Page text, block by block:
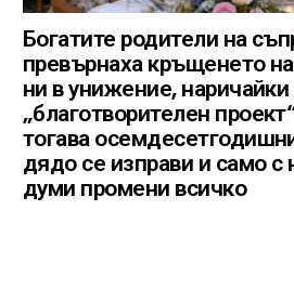
Богатите родители на
превърнаха кръщенето
ни в унижение,
„благотворителен
тогава
дядо се изправи и само с
думи промени всичко